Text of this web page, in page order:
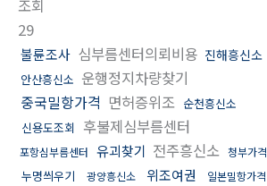
조회
29
불륜조사 심부름센터의뢰비용 진해흥신소
안산흥신소 운행정지차량찾기
중국밀항가격 면허증위조 순천흥신소
신용도조회
후불제심부름센터
포항심부름센터 유괴찾기 전주흥신소 청부가격
누명씌우기 광양흥신소 위조여권 일본밀항가격